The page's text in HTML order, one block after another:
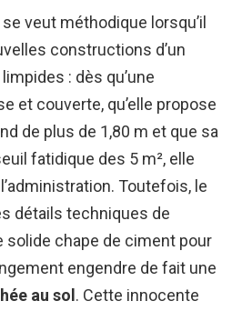
veut méthodique lorsqu’il
constructions d’un
: dès qu’une
et couverte, qu’elle propose
de plus de 1,80 m et que sa
fatidique des 5 m², elle
Toutefois, le
détails techniques de
solide chape de ciment pour
engendre de fait une
au sol . Cette innocente